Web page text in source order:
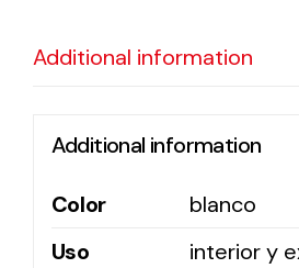
Variedad de soluciones solares
de necesidades.
Additional information
Additional information
Color
blanco
Uso
interior y